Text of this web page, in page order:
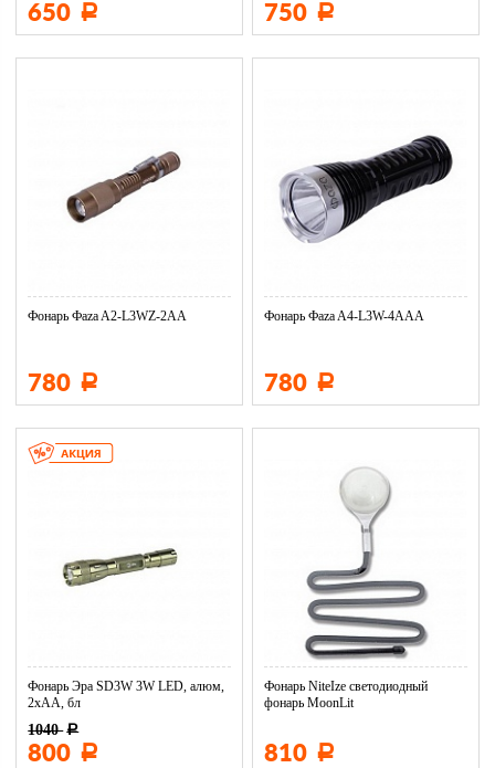
650 Р 750 Р
Фонарь Фaza A2-L3WZ-2AA
780 Р
Фонарь Фaza A4-L3W-4AAA
780 Р
Фонарь Эра SD3W 3W LED, алюм,
2хАА, бл
1040 Р
800 Р
Фонарь NiteIze светодиодный
фонарь MoonLit
810 Р